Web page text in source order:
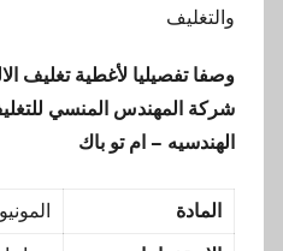
والتغليف
وصفا تفصيليا لأغطية تغليف
شركة المهندس المنسي
الهندسيه – ام تو باك
المادة